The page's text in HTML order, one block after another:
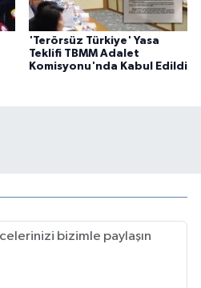
'Terörsüz Türkiye' Yasa
Teklifi TBMM Adalet
Komisyonu'nda Kabul Edildi